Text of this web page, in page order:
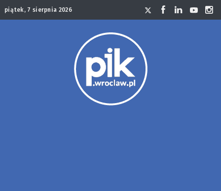
piątek, 7 sierpnia 2026